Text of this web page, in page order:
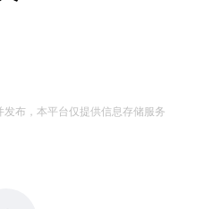
实战论坛
布，本平台仅提供信息存储服务